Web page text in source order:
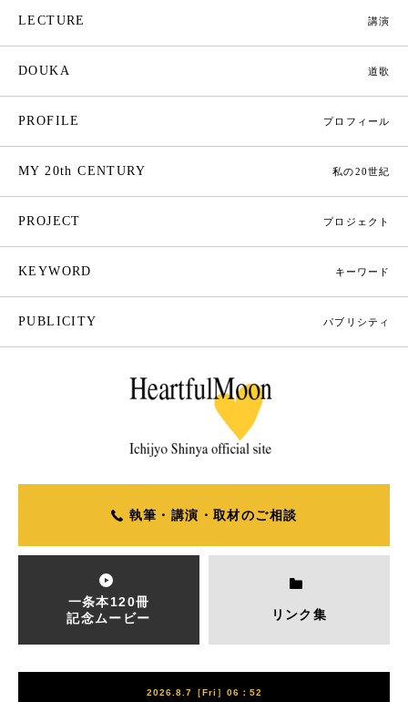
LECTURE 講演
DOUKA 道歌
PROFILE プロフィール
MY 20th CENTURY 私の20世紀
PROJECT プロジェクト
KEYWORD キーワード
PUBLICITY パブリシティ
執筆・講演・取材のご相談
一条本120冊
記念ムービー
リンク集
2026.8.7［Fri］06：52